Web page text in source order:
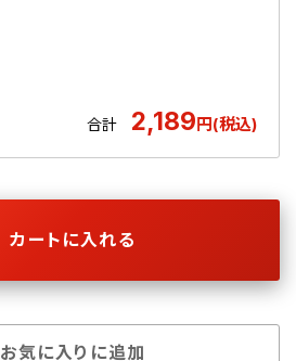
合計 2,189円(税込)
カートに入れる
お気に入りに追加